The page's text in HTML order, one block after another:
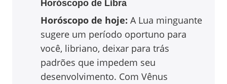
Horóscopo de Libra
Horóscopo de hoje: A Lua minguante
sugere um período oportuno para
você, libriano, deixar para trás
padrões que impedem seu
desenvolvimento. Com Vênus